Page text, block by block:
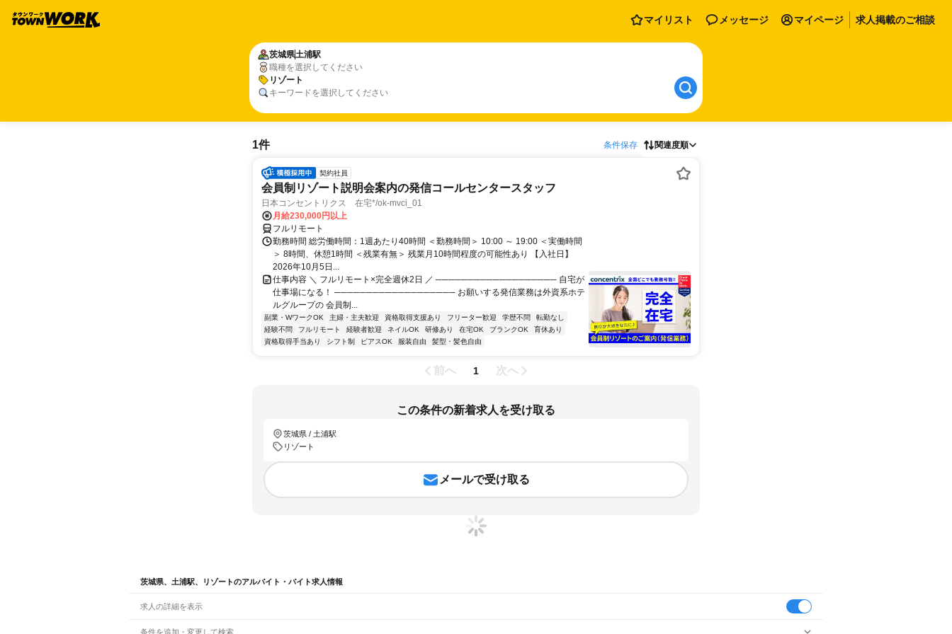
マイリスト メッセージ マイページ 求人掲載のご相談
茨城県土浦駅
職種を選択してください
リゾート
キーワードを選択してください
1件 条件保存 関連度順
契約社員
会員制リゾート説明会案内の発信コールセンタースタッフ
日本コンセントリクス 在宅*/ok-mvci_01
月給230,000円以上
フルリモート
勤務時間 総労働時間：1週あたり40時間 ＜勤務時間＞ 10:00 ～ 19:00 ＜実働時間
＞ 8時間、休憩1時間 ＜残業有無＞ 残業月10時間程度の可能性あり 【入社日】
2026年10月5日...
仕事内容 ＼ フルリモート×完全週休2日 ／ ─────────────────── 自宅が
仕事場になる！ ─────────────────── お願いする発信業務は外資系ホテ
ルグループの 会員制...
副業・WワークOK 主婦・主夫歓迎 資格取得支援あり フリーター歓迎 学歴不問
転勤なし
経験不問
フルリモート 経験者歓迎 ネイルOK 研修あり 在宅OK ブランクOK
育休あり
資格取得手当あり
シフト制 ピアスOK 服装自由 髪型・髪色自由
前へ 1 次へ
この条件の新着求人を受け取る
茨城県 / 土浦駅
リゾート
メールで受け取る
茨城県、土浦駅、リゾートのアルバイト・バイト求人情報
求人の詳細を表示
条件を追加・変更して検索